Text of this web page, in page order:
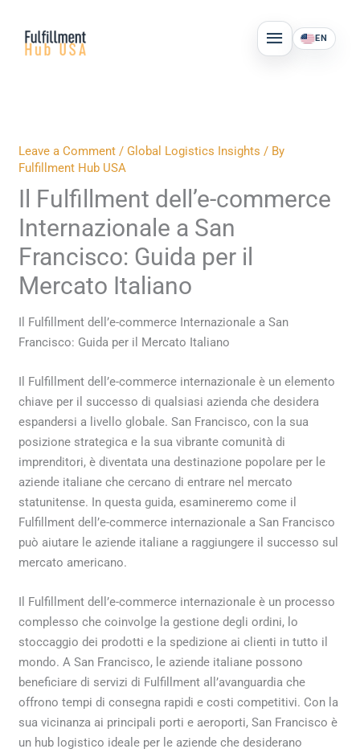
content
MAIN
MENU
EN
Leave a Comment / Global Logistics Insights / By
Fulfillment Hub USA
Il Fulfillment dell’e-commerce
Internazionale a San
Francisco: Guida per il
Mercato Italiano
Il Fulfillment dell’e-commerce Internazionale a San
Francisco: Guida per il Mercato Italiano
Il Fulfillment dell’e-commerce internazionale è un elemento
chiave per il successo di qualsiasi azienda che desidera
espandersi a livello globale. San Francisco, con la sua
posizione strategica e la sua vibrante comunità di
imprenditori, è diventata una destinazione popolare per le
aziende italiane che cercano di entrare nel mercato
statunitense. In questa guida, esamineremo come il
Fulfillment dell’e-commerce internazionale a San Francisco
può aiutare le aziende italiane a raggiungere il successo sul
mercato americano.
Il Fulfillment dell’e-commerce internazionale è un processo
complesso che coinvolge la gestione degli ordini, lo
stoccaggio dei prodotti e la spedizione ai clienti in tutto il
mondo. A San Francisco, le aziende italiane possono
beneficiare di servizi di Fulfillment all’avanguardia che
offrono tempi di consegna rapidi e costi competitivi. Con la
sua vicinanza ai principali porti e aeroporti, San Francisco è
un hub logistico ideale per le aziende che desiderano